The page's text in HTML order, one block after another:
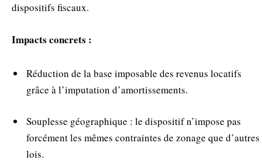
dispositifs fiscaux.
Impacts concrets :
Réduction de la base imposable des revenus locatifs
grâce à l’imputation d’amortissements.
Souplesse géographique : le dispositif n’impose pas
forcément les mêmes contraintes de zonage que d’autres
lois.